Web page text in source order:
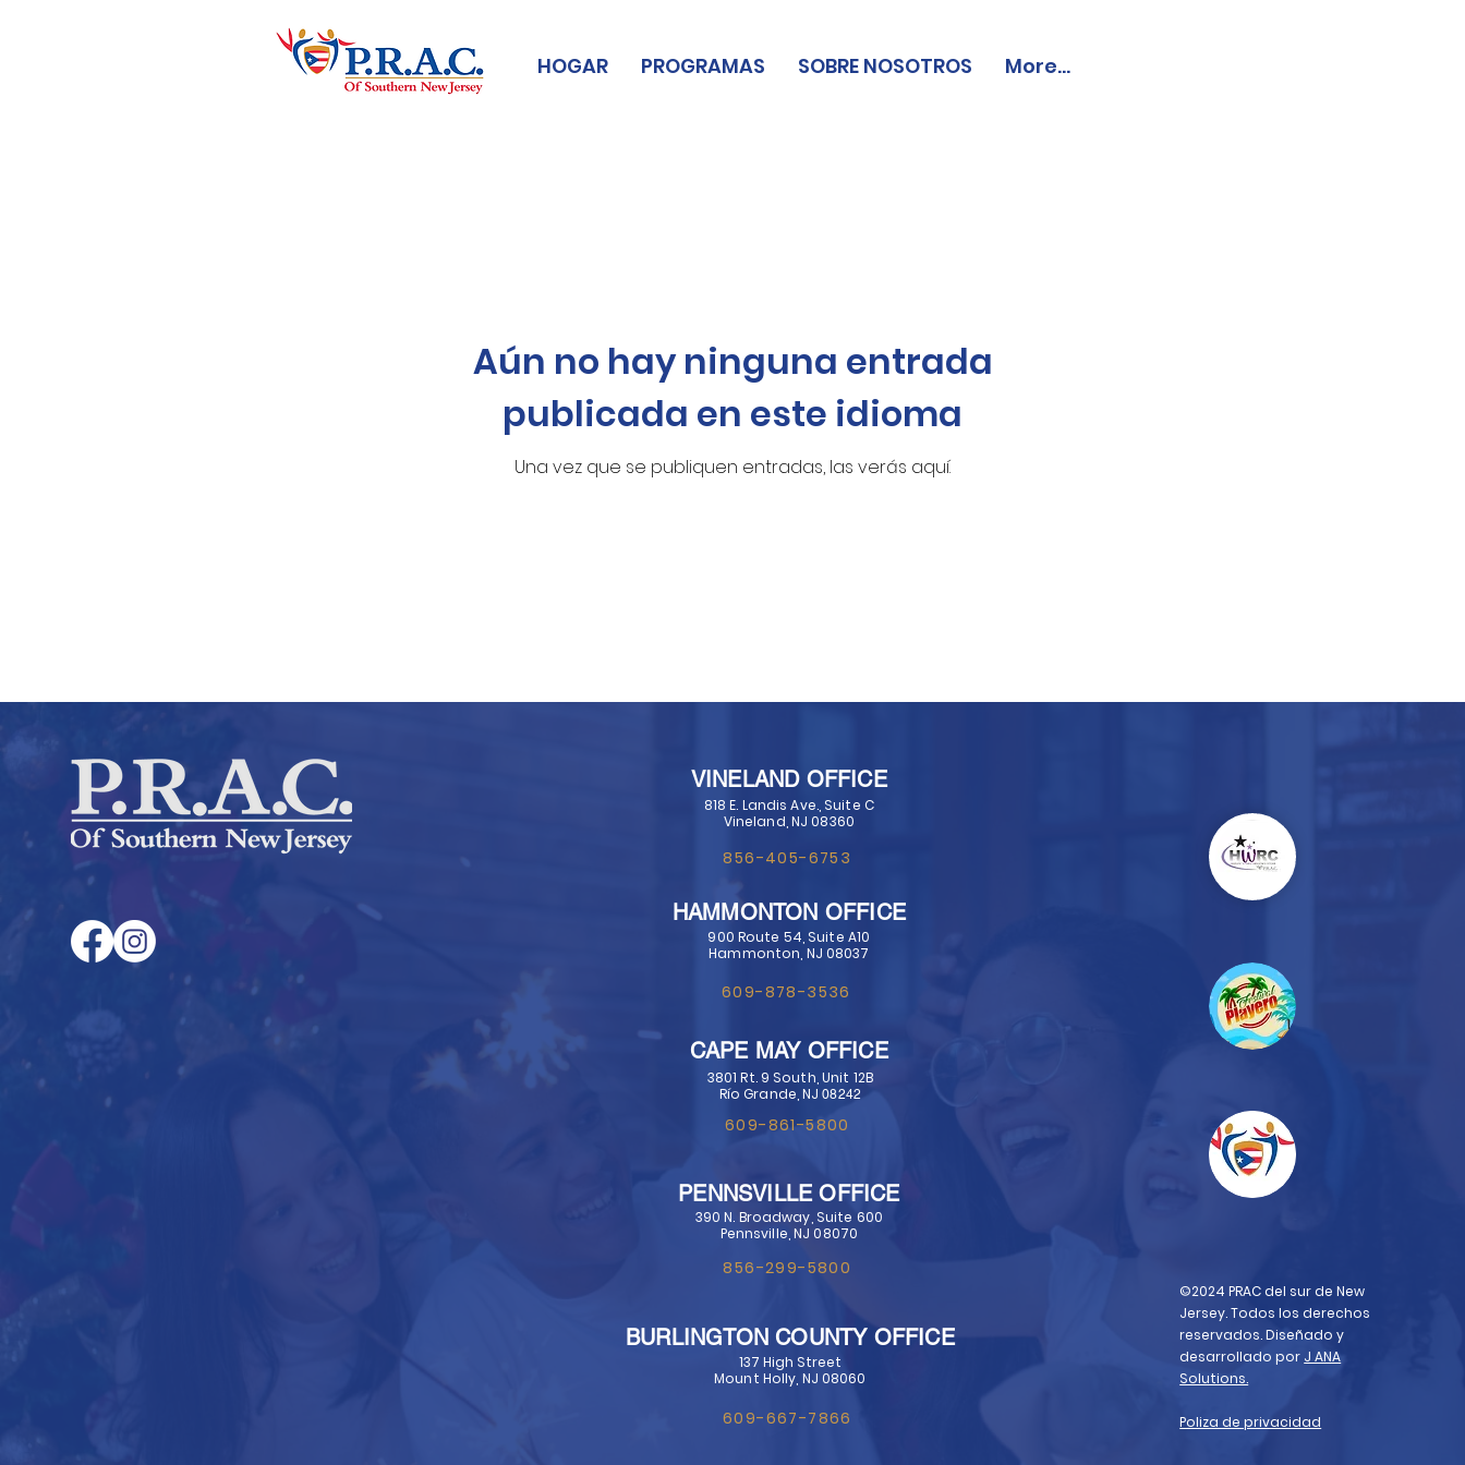
HOGAR PROGRAMAS SOBRE NOSOTROS More...
Aún no hay ninguna entrada
publicada en este idioma
Una vez que se publiquen entradas, las verás aquí.
VINELAND OFFICE
818 E. Landis Ave., Suite C
Vineland, NJ 08360
856-405-6753
HAMMONTON OFFICE
900 Route 54, Suite A10
Hammonton, NJ 08037
609-878-3536
3801 Rt. 9 South, Unit 12B
Río Grande, NJ 08242
CAPE MAY OFFICE
609-861-5800
PENNSVILLE OFFICE
390 N. Broadway, Suite 600
Pennsville, NJ 08070
856-299-5800
BURLINGTON COUNTY OFFICE
137 High Street
Mount Holly, NJ 08060
609-667-7866
©2024 PRAC del sur de New
Jersey. Todos los derechos
reservados. Diseñado y
desarrollado por J ANA
Solutions.
Poliza de privacidad